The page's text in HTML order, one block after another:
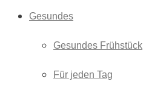
Gesundes
Gesundes Frühstück
Für jeden Tag